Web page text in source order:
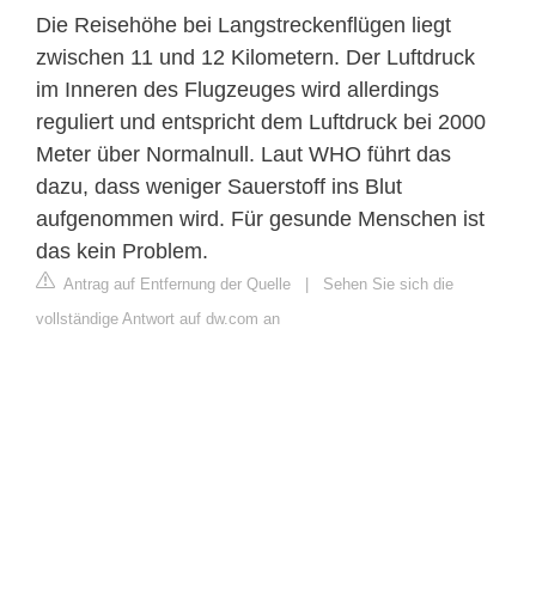
Die Reisehöhe bei Langstreckenflügen liegt
zwischen 11 und 12 Kilometern. Der Luftdruck
im Inneren des Flugzeuges wird allerdings
reguliert und entspricht dem Luftdruck bei 2000
Meter über Normalnull. Laut WHO führt das
dazu, dass weniger Sauerstoff ins Blut
aufgenommen wird. Für gesunde Menschen ist
das kein Problem.
Antrag auf Entfernung der Quelle | Sehen Sie sich die
vollständige Antwort auf dw.com an